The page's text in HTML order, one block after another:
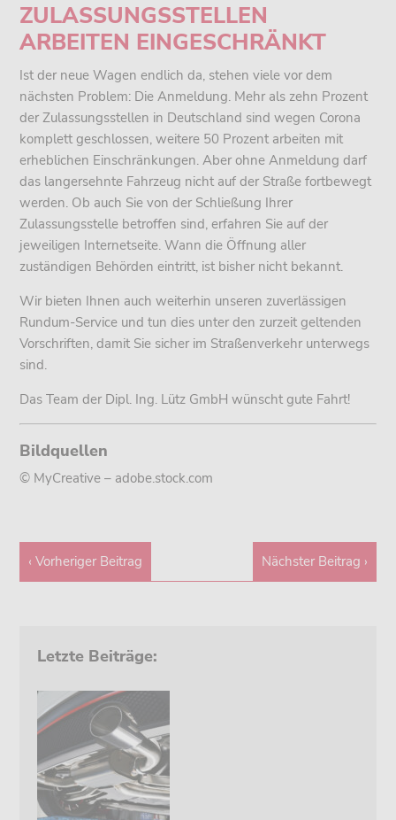
ZULASSUNGSSTELLEN
ARBEITEN EINGESCHRÄNKT
Ist der neue Wagen endlich da, stehen viele vor dem
nächsten Problem: Die Anmeldung. Mehr als zehn Prozent
der Zulassungsstellen in Deutschland sind wegen Corona
komplett geschlossen, weitere 50 Prozent arbeiten mit
erheblichen Einschränkungen. Aber ohne Anmeldung darf
das langersehnte Fahrzeug nicht auf der Straße fortbewegt
werden. Ob auch Sie von der Schließung Ihrer
Zulassungsstelle betroffen sind, erfahren Sie auf der
jeweiligen Internetseite. Wann die Öffnung aller
zuständigen Behörden eintritt, ist bisher nicht bekannt.
Wir bieten Ihnen auch weiterhin unseren zuverlässigen
Rundum-Service und tun dies unter den zurzeit geltenden
Vorschriften, damit Sie sicher im Straßenverkehr unterwegs
sind.
Das Team der Dipl. Ing. Lütz GmbH wünscht gute Fahrt!
Bildquellen
© MyCreative – adobe.stock.com
‹ Vorheriger Beitrag Nächster Beitrag ›
Letzte Beiträge: